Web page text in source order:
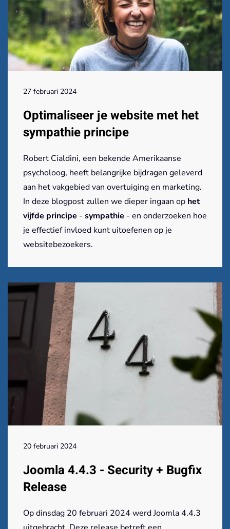
27 februari 2024
Optimaliseer je website met het
sympathie principe
Robert Cialdini, een bekende Amerikaanse
psycholoog, heeft belangrijke bijdragen geleverd
aan het vakgebied van overtuiging en marketing.
In deze blogpost zullen we dieper ingaan op het
vijfde principe - sympathie - en onderzoeken hoe
je effectief invloed kunt uitoefenen op je
websitebezoekers.
20 februari 2024
Joomla 4.4.3 - Security + Bugfix
Release
Op dinsdag 20 februari 2024 werd Joomla 4.4.3